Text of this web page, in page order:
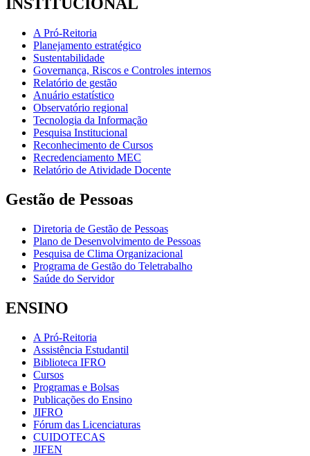
A Pró-Reitoria
Planejamento estratégico
Sustentabilidade
Governança, Riscos e Controles internos
Relatório de gestão
Anuário estatístico
Observatório regional
Tecnologia da Informação
Pesquisa Institucional
Reconhecimento de Cursos
Recredenciamento MEC
Relatório de Atividade Docente
Gestão de Pessoas
Diretoria de Gestão de Pessoas
Plano de Desenvolvimento de Pessoas
Pesquisa de Clima Organizacional
Programa de Gestão do Teletrabalho
Saúde do Servidor
ENSINO
A Pró-Reitoria
Assistência Estudantil
Biblioteca IFRO
Cursos
Programas e Bolsas
Publicações do Ensino
JIFRO
Fórum das Licenciaturas
CUIDOTECAS
JIFEN